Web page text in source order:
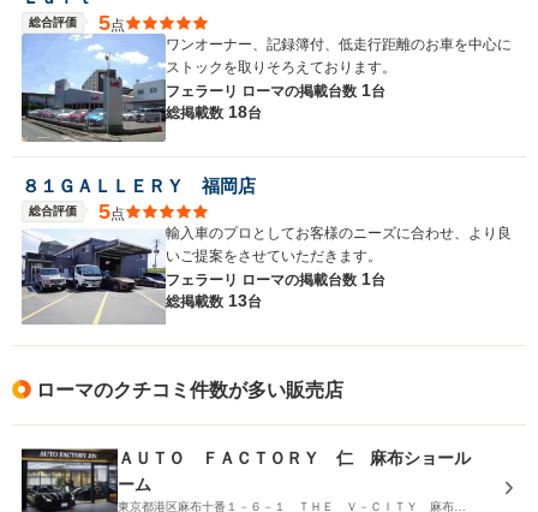
総合評価 5点
ワンオーナー、記録簿付、低走行距離のお車を中心に
ストックを取りそろえております。
フェラーリ ローマの掲載台数 1台
総掲載数 18台
８１ＧＡＬＬＥＲＹ 福岡店
総合評価 5点
輸入車のプロとしてお客様のニーズに合わせ、より良
いご提案をさせていただきます。
フェラーリ ローマの掲載台数 1台
総掲載数 13台
ローマのクチコミ件数が多い販売店
ＡＵＴＯ ＦＡＣＴＯＲＹ 仁 麻布ショール
ーム